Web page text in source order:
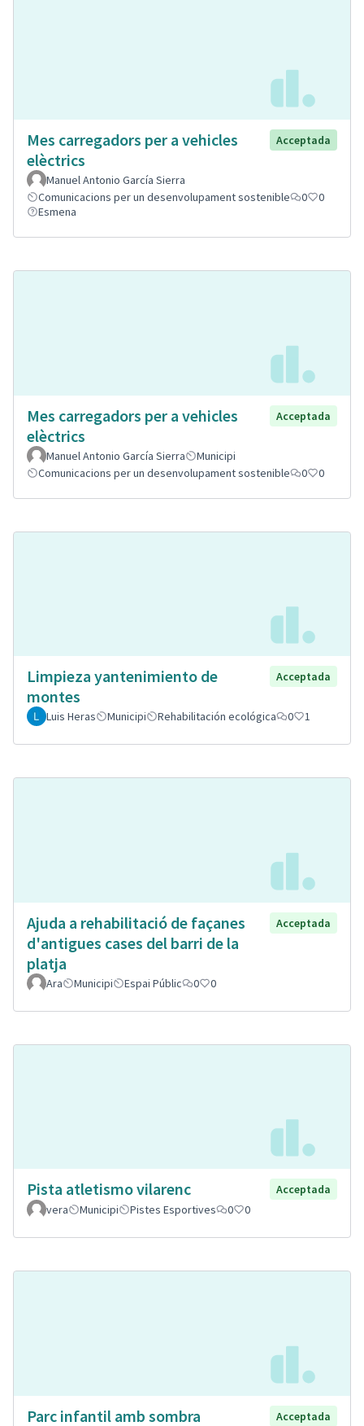
Mes carregadors per a vehicles
elèctrics
Acceptada
Manuel Antonio García Sierra
Comunicacions per un desenvolupament sostenible
0
0
Esmena
Mes carregadors per a vehicles
elèctrics
Acceptada
Manuel Antonio García Sierra
Municipi
Comunicacions per un desenvolupament sostenible
0 0
Limpieza yantenimiento de
montes
Acceptada
Luis Heras Municipi Rehabilitación ecológica 0 1
Ajuda a rehabilitació de façanes
d'antigues cases del barri de la
platja
Acceptada
Ara Municipi Espai Públic 0 0
Pista atletismo vilarenc
Acceptada
vera
Municipi Pistes Esportives 0 0
Parc infantil amb sombra
Acceptada